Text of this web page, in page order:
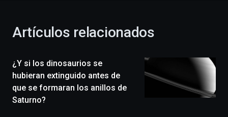
celebración
novena
edición
de
Zientzia
Artículos relacionados
¿Y si los dinosaurios se
hubieran extinguido antes de
que se formaran los anillos de
Saturno?